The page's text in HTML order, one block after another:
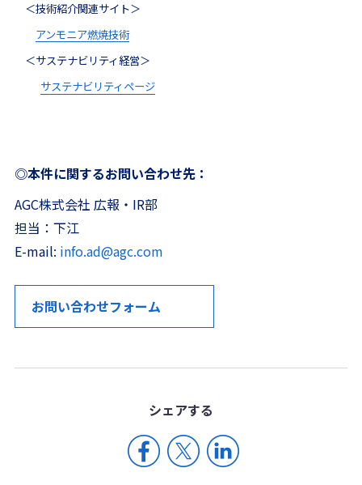
＜技術紹介関連サイト＞
アンモニア燃焼技術
＜サステナビリティ経営＞
サステナビリティページ
◎本件に関するお問い合わせ先：
AGC株式会社 広報・IR部
担当：下江
E-mail: info.ad@agc.com
お問い合わせフォーム
シェアする